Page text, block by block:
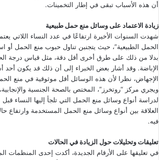
أن هذه الأسباب تبقى في إطار التخمينات.
زيادة الاعتماد على وسائل منع حمل طبيعية
شهدت السنوات الأخيرة ارتفاعًا في عدد النساء اللاتي
الحمل الطبيعية”، حيث يتجنبن تناول حبوب منع الحمل أو
بدلا من ذلك على طرق أخرى أقل دقة، مثل قياس درجة
الإباضة. وقد أشار بعض الخبراء إلى أن ذلك قد يكون أحد
الإجهاض، نظرا لأن هذه الوسائل أقل موثوقية في منع
ويجري مركز “روتخرز”، المختص بالصحة الجنسية والإنجابية،
لدراسة أنواع وسائل منع الحمل التي تلجأ إليها النساء
العلاقة بين أنواع وسائل منع الحمل المستخدمة وارتفاع
فيه.
تعليقات وتحليلات حول الزيادة في الحالات
في تعليقها على الأرقام الجديدة، أكدت إحدى المنظمات